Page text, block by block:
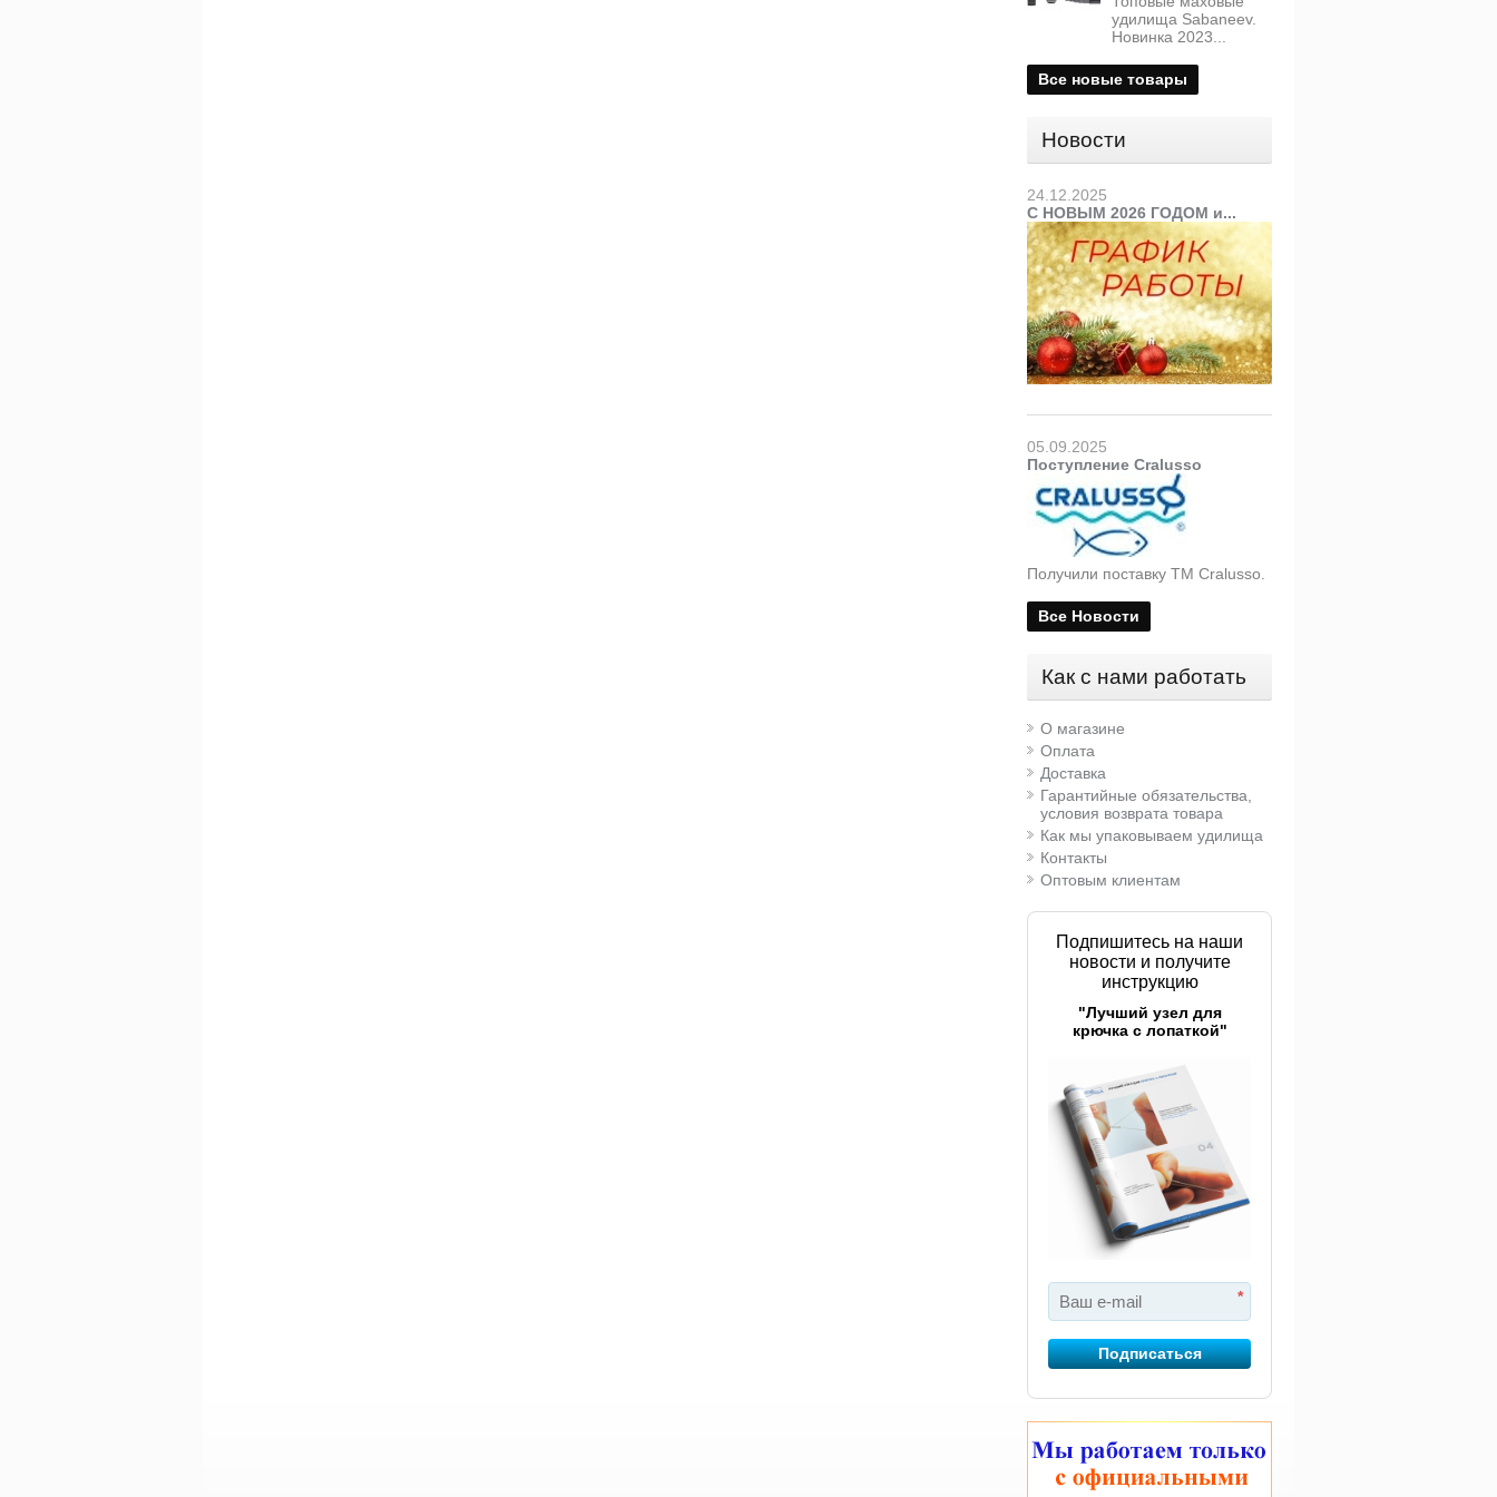
0.517
0.588
удилища Sabaneev.
Новинка 2023...
Все новые товары
Новости
24.12.2025
С НОВЫМ 2026 ГОДОМ и...
05.09.2025
Поступление Cralusso
Получили поставку ТМ Cralusso.
Все Новости
Как с нами работать
О магазине
Оплата
Доставка
Гарантийные обязательства,
условия возврата товара
Как мы упаковываем удилища
Контакты
Оптовым клиентам
Подпишитесь на наши
новости и получите
инструкцию
"Лучший узел для
крючка с лопаткой"
*
Подписаться